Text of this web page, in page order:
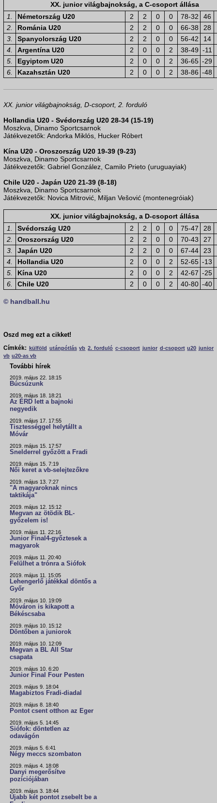
XX. junior világbajnokság, a C-csoport állása
1.
Németország U20 2 2 0 0 78-32
46
2.
Románia U20 2 2 0 0 66-38
28
3.
Spanyolország U20 2 2 0 0 56-42
14
4.
Argentína U20 2 0 0 2 38-49 -11
5.
Egyiptom U20 2 0 0 2 36-65 -29
6.
Kazahsztán U20 2 0 0 2 38-86 -48
XX. junior világbajnokság, D-csoport, 2. forduló
Hollandia U20 - Svédország U20 28-34 (15-19)
Moszkva, Dinamo Sportcsarnok
Játékvezetők: Andorka Miklós, Hucker Róbert
Kína U20 - Oroszország U20 19-39 (9-23)
Moszkva, Dinamo Sportcsarnok
Játékvezetők: Gabriel González, Camilo Prieto (uruguayiak)
Chile U20 - Japán U20 21-39 (8-18)
Moszkva, Dinamo Sportcsarnok
Játékvezetők: Novica Mitrović, Miljan Vešović (montenegróiak)
XX. junior világbajnokság, a D-csoport állása
1.
Svédország U20 2 2 0 0 75-47
28
2.
Oroszország U20 2 2 0 0 70-43
27
3.
Japán U20 2 2 0 0 67-44
23
4.
Hollandia U20 2 0 0 2 52-65 -13
5.
Kína U20 2 0 0 2 42-67 -25
6.
Chile U20 2 0 0 2 40-80 -40
© handball.hu
Oszd meg ezt a cikket!
Címkék: külföld utánpótlás vb 2. forduló c-csoport junior d-csoport u20 junior
vb u20-as vb
További hírek
2019. május 22. 18:15
Búcsúzunk
2019. május 18. 18:21
Az ÉRD lett a bajnoki
negyedik
2019. május 17. 17:55
Tisztességgel helytállt a
Móvár
2019. május 15. 17:57
Snelderrel győzött a Fradi
2019. május 15. 7:19
Női keret a vb-selejtezőkre
2019. május 13. 7:27
"A magyaroknak nincs
taktikája"
2019. május 12. 15:12
Megvan az ötödik BL-
győzelem is!
2019. május 11. 22:16
Junior Final4-győztesek a
magyarok
2019. május 11. 20:40
Felülhet a trónra a Siófok
2019. május 11. 15:05
Lehengerlő játékkal döntős a
Győr
2019. május 10. 19:09
Móváron is kikapott a
Békéscsaba
2019. május 10. 15:12
Döntőben a juniorok
2019. május 10. 12:09
Megvan a BL All Star
csapata
2019. május 10. 6:20
Junior Final Four Pesten
2019. május 9. 18:04
Magabiztos Fradi-diadal
2019. május 8. 18:40
Pontot csent otthon az Eger
2019. május 5. 14:45
Siófok: döntetlen az
odavágón
2019. május 5. 6:41
Négy meccs szombaton
2019. május 4. 18:08
Danyi megerősítve
pozíciójában
2019. május 3. 18:44
Újabb két pontot zsebelt be a